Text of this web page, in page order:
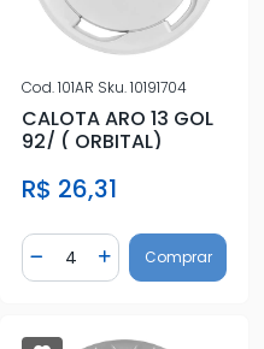
Cod.101AR Sku.10191704
CALOTA ARO 13 GOL
92/ ( ORBITAL)
R$ 26,31
Diminuir Quantidade
Quantidade
AdicionarComprar